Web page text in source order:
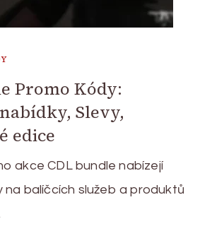
Promo Kódy:
Slevy,
edice
akce CDL bundle nabízejí
na balíčcích služeb a produktů